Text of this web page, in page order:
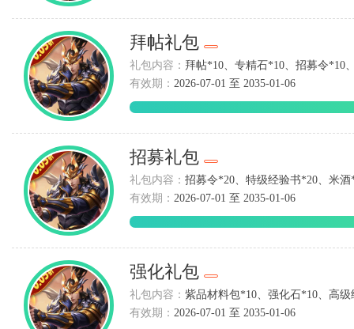
拜帖礼包
礼包内容： 拜帖*10、专精石*10、招募令*10
有效期： 2026-07-01 至 2035-01-06
招募礼包
礼包内容： 招募令*20、特级经验书*20、米酒
有效期： 2026-07-01 至 2035-01-06
强化礼包
礼包内容： 紫品材料包*10、强化石*10、高
有效期： 2026-07-01 至 2035-01-06